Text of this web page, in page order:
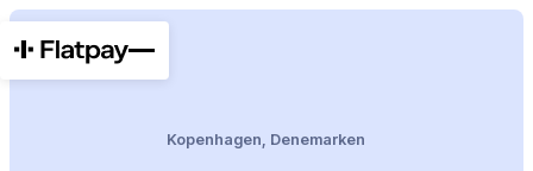
Kopenhagen, Denemarken